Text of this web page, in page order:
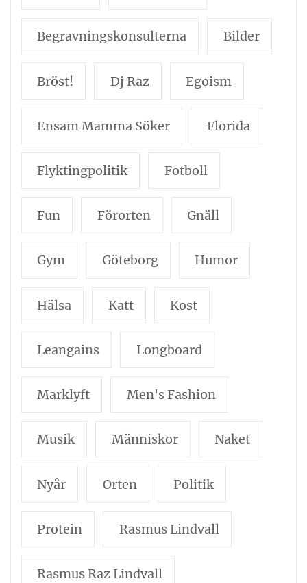
Begravningskonsulterna Bilder
Bröst! Dj Raz Egoism
Ensam Mamma Söker Florida
Flyktingpolitik Fotboll
Fun Förorten Gnäll
Gym Göteborg Humor
Hälsa Katt Kost
Leangains Longboard
Marklyft Men's Fashion
Musik Människor Naket
Nyår Orten Politik
Protein Rasmus Lindvall
Rasmus Raz Lindvall